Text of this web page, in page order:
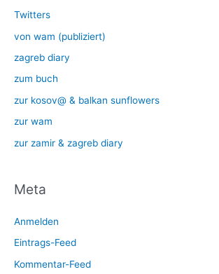
Twitters
von wam (publiziert)
zagreb diary
zum buch
zur kosov@ & balkan sunflowers
zur wam
zur zamir & zagreb diary
Meta
Anmelden
Eintrags-Feed
Kommentar-Feed